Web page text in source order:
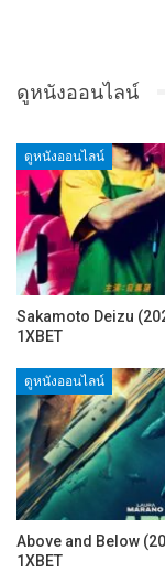
ดูหนังออนไลน์
ดูหนังออนไลน์
Sakamoto Deizu
1XBET
ดูหนังออนไลน์
Above and Below
1XBET